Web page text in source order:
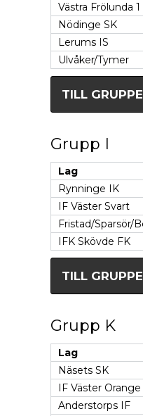
Västra Frölunda 1
Nödinge SK
Lerums IS
Ulvåker/Tymer
TILL
Grupp I
Lag
Rynninge IK
IF Väster Svart
Fristad/Sparsör/
IFK Skövde FK
TILL
Grupp K
Lag
Näsets SK
IF Väster Orange
Anderstorps IF